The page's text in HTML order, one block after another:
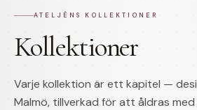
ATELJÉNS KOLLEKTIONER
Kollektioner
Varje kollektion är ett kapitel —
Malmö, tillverkad för att åldras med